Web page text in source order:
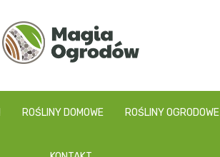
magiaogrodow.pl
ROŚLINY DOMOWE ROŚLINY OGRODOWE